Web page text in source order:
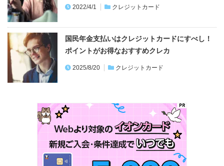
2022/4/1 クレジットカード
国民年金支払いはクレジットカードにすべし！
ポイントがお得なおすすめクレカ
2025/8/20 クレジットカード